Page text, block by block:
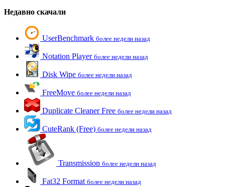
Недавно скачали
UserBenchmark более недели назад
Notation Player более недели назад
Disk Wipe более недели назад
FreeMove более недели назад
Duplicate Cleaner Free более недели назад
CuteRank (Free) более недели назад
Transmission более недели назад
Fat32 Format более недели назад